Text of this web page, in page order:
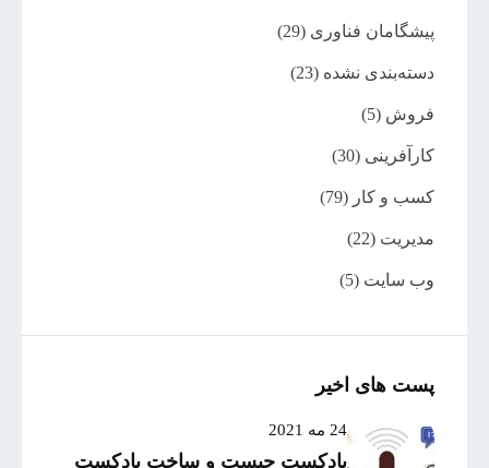
پیشگامان فناوری (29)
دسته‌بندی نشده (23)
فروش (5)
کارآفرینی (30)
کسب و کار (79)
مدیریت (22)
وب سایت (5)
پست های اخیر
24 مه 2021
پادکست چیست و ساخت پادکست